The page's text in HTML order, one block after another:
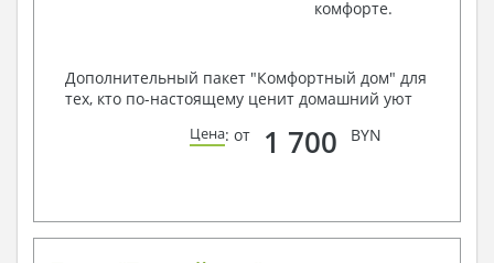
комфорте.
Дополнительный пакет "Комфортный дом" для
тех, кто по-настоящему ценит домашний уют
Цена: от 1 700 BYN